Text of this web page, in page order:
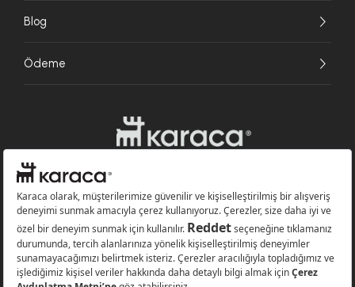
Blog
Ödeme
Websitesinde kullanılan bazı görseller yapay zekâ (AI) ile üretilmiştir.